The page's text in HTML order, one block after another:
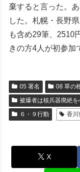
棄すると言った。
した。札幌・長野
も含め29筆、2510
きの方4人が初参加
05 署名 08 草の
被爆者は核兵器廃絶
６・９行動
香川
X